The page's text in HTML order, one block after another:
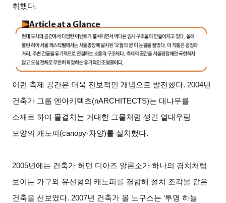
취했다.
이런 축제 공간은 더욱 진보적인 개념으로 발전했다. 2004년
건축가 그룹 엔아키텍츠(nARCHITECTS)는 대나무를
소재로 하여 물결치는 거대한 그물처럼 생긴 열대우림
모양의 캐노피(canopy·차양)를 설치했다.
2005년에는 건축가 허먼 디아즈 알론소가 하나의 경치처럼
보이는 가구와 유선형의 캐노피를 결합해 설치 조각물 같은
건축을 선보였다. 2007년 건축가 볼 노구스는 ‘투명 하늘